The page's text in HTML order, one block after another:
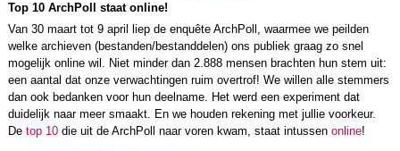
Top 10 ArchPoll staat online!
Van 30 maart tot 9 april liep de enquête ArchPoll, waarmee we peilden
welke archieven (bestanden/bestanddelen) ons publiek graag zo snel
mogelijk online wil. Niet minder dan 2.888 mensen brachten hun stem uit:
een aantal dat onze verwachtingen ruim overtrof! We willen alle stemmers
dan ook bedanken voor hun deelname. Het werd een experiment dat
duidelijk naar meer smaakt. En we houden rekening met jullie voorkeur.
De top 10die uit de ArchPoll naar voren kwam, staat intussen online!